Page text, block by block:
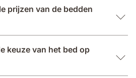
prijzen van de bedden
keuze van het bed op